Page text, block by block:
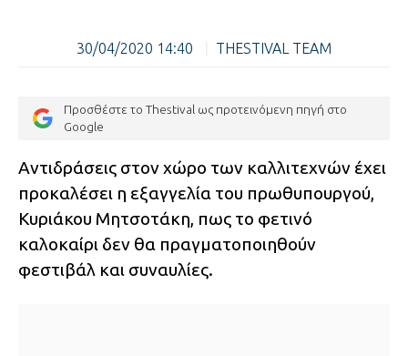
30/04/2020 14:40 THESTIVAL TEAM
Προσθέστε το Thestival ως προτεινόμενη πηγή στο
Google
Αντιδράσεις στον χώρο των καλλιτεχνών έχει
προκαλέσει η εξαγγελία του πρωθυπουργού,
Κυριάκου Μητσοτάκη, πως το φετινό
καλοκαίρι δεν θα πραγματοποιηθούν
φεστιβάλ και συναυλίες.